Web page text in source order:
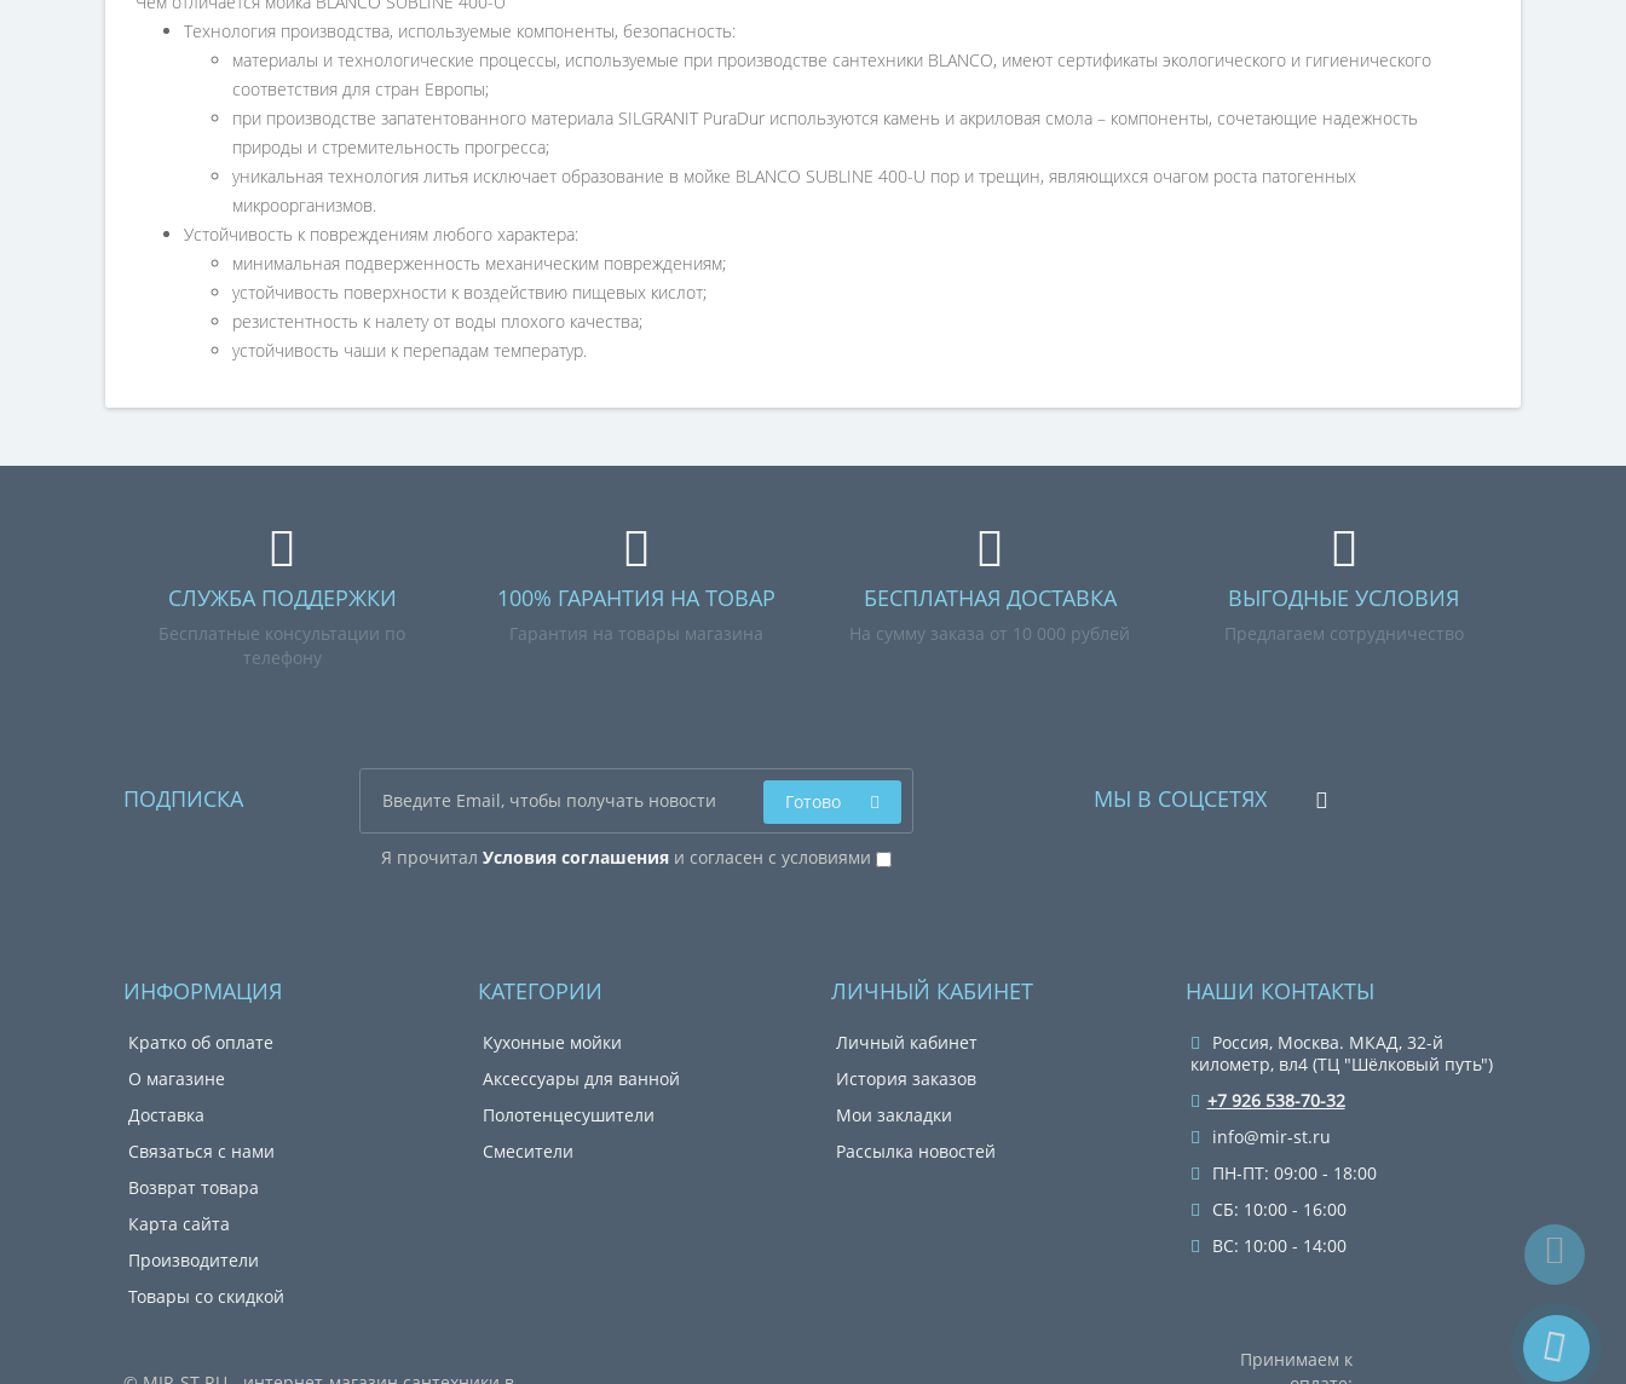
Технология производства, используемые компоненты, безопасность:
материалы и технологические процессы, используемые при производстве сантехники BLANCO, имеют сертификаты экологического и гигиенического
соответствия для стран Европы;
при производстве запатентованного материала SILGRANIT PuraDur используются камень и акриловая смола – компоненты, сочетающие надежность
природы и стремительность прогресса;
уникальная технология литья исключает образование в мойке BLANCO SUBLINE 400-U пор и трещин, являющихся очагом роста патогенных
микроорганизмов.
Устойчивость к повреждениям любого характера:
минимальная подверженность механическим повреждениям;
устойчивость поверхности к воздействию пищевых кислот;
резистентность к налету от воды плохого качества;
устойчивость чаши к перепадам температур.
СЛУЖБА ПОДДЕРЖКИ
Бесплатные консультации по
телефону
100% ГАРАНТИЯ НА ТОВАР
Гарантия на товары магазина
БЕСПЛАТНАЯ ДОСТАВКА
На сумму заказа от 10 000 рублей
ВЫГОДНЫЕ УСЛОВИЯ
Предлагаем сотрудничество
ПОДПИСКА
Я прочитал Условия соглашенияи согласен с условиями
Готово МЫ В СОЦСЕТЯХ
ИНФОРМАЦИЯ
Кратко об оплате
О магазине
Доставка
Связаться с нами
Возврат товара
Карта сайта
Производители
Товары со скидкой
КАТЕГОРИИ
Кухонные мойки
Аксессуары для ванной
Полотенцесушители
Смесители
ЛИЧНЫЙ КАБИНЕТ
Личный кабинет
История заказов
Мои закладки
Рассылка новостей
НАШИ КОНТАКТЫ
Россия, Москва. МКАД, 32-й
километр, вл4 (ТЦ "Шёлковый путь")
+7 926 538-70-32
info@mir-st.ru
ПН-ПТ: 09:00 - 18:00
СБ: 10:00 - 16:00
ВС: 10:00 - 14:00
Принимаем к